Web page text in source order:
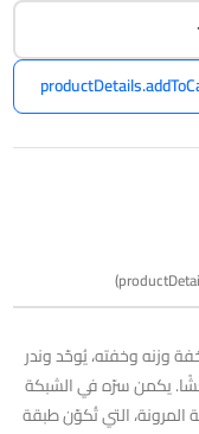
وزنه وخفته، يُوحّد وندر
يكمن سرّه في الشبكة
التي تُكوّن طبقة